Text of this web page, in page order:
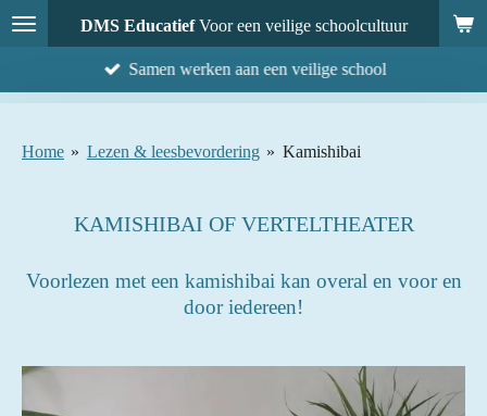
Ga
direct
DMS EducatiefVoor een veilige schoolcultuur
Samen werken aan een veilige school
Home » Lezen & leesbevordering » Kamishibai
KAMISHIBAI OF VERTELTHEATER
Voorlezen met een kamishibai kan overal en voor en
door iedereen!